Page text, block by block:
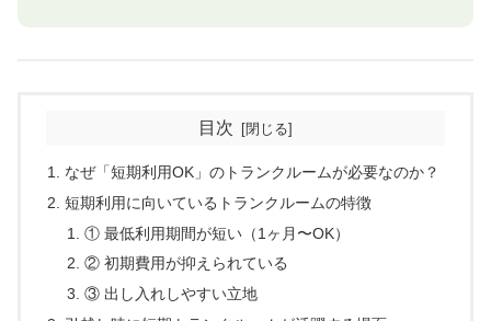
目次
なぜ「短期利用OK」のトランクルームが必要なのか？
短期利用に向いているトランクルームの特徴
① 最低利用期間が短い（1ヶ月〜OK）
② 初期費用が抑えられている
③ 出し入れしやすい立地